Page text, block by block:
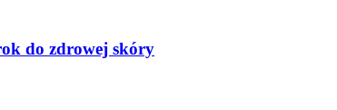
do zdrowej skóry